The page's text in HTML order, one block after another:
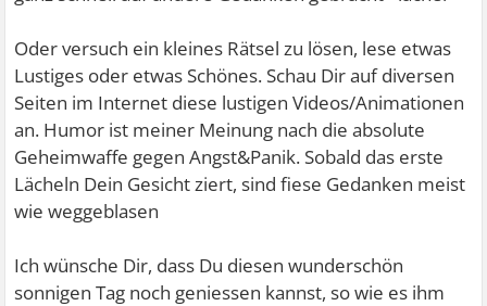
Oder versuch ein kleines Rätsel zu lösen, lese etwas
Lustiges oder etwas Schönes. Schau Dir auf diversen
Seiten im Internet diese lustigen Videos/Animationen
an. Humor ist meiner Meinung nach die absolute
Geheimwaffe gegen Angst&Panik. Sobald das erste
Lächeln Dein Gesicht ziert, sind fiese Gedanken meist
wie weggeblasen
Ich wünsche Dir, dass Du diesen wunderschön
sonnigen Tag noch geniessen kannst, so wie es ihm